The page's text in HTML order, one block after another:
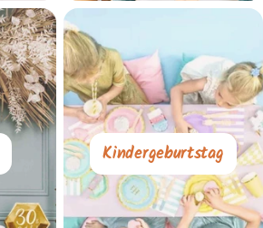
Kindergeburtstag